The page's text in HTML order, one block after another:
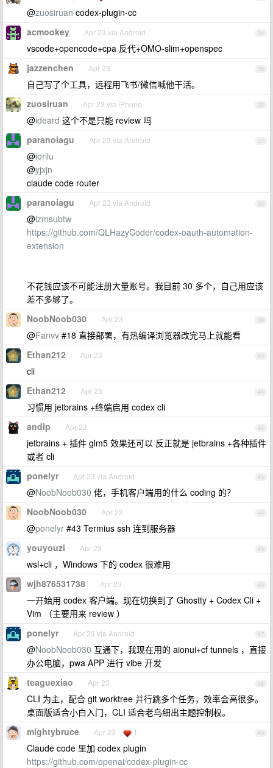
@zuosiruan codex-plugin-cc
34
acmookey Apr 23 via Android
vscode+opencode+cpa 反代+OMO-slim+openspec
35
jazzenchen Apr 23
自己写了个工具，远程用飞书/微信喊他干活。
36
zuosiruan Apr 23 via iPhone
@ideard 这个不是只能 review 吗
37
paranoiagu Apr 23 via Android
@iorilu
@yjxjn
claude code router
38
paranoiagu Apr 23 via Android
@lzmsubtw
https://github.com/QLHazyCoder/codex-oauth-automation-
extension
不花钱应该不可能注册大量账号。我目前 30 多个，自己用应该
差不多够了。
39
NoobNoob030 Apr 23
@Fanvv #18 直接部署，有热编译浏览器改完马上就能看
40
Ethan212 Apr 23
cli
41
Ethan212 Apr 23
习惯用 jetbrains +终端启用 codex cli
42
andlp Apr 23
jetbrains + 插件 glm5 效果还可以 反正就是 jetbrains +各种插件
或者 cli
43
ponelyr Apr 23 via Android
@NoobNoob030 佬，手机客户端用的什么 coding 的？
44
NoobNoob030 Apr 23
@ponelyr #43 Termius ssh 连到服务器
45
youyouzi Apr 23
wsl+cli ，Windows 下的 codex 很难用
46
wjh876531738 Apr 23
一开始用 codex 客户端。现在切换到了 Ghostty + Codex Cli +
Vim （主要用来 review ）
47
ponelyr Apr 23 via Android
@NoobNoob030 互通下，我现在用的 aionui+cf tunnels ，直接
办公电脑，pwa APP 进行 vibe 开发
48
teaguexiao Apr 23
CLI 为主，配合 git worktree 并行跳多个任务，效率会高很多。
桌面版适合小白入门，CLI 适合老鸟细出主题控制权。
49
mightybruce Apr 23 1
Claude code 里加 codex plugin
https://github.com/openai/codex-plugin-cc